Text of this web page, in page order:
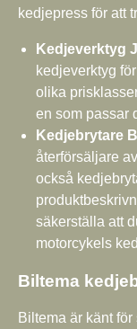
kedjepress för att
Kedjeverktyg
kedjeverktyg
olika
en som passar
Kedjebrytare
återförsäljare
också
säkerställa att
motorcykels
Biltema
Biltema är känt